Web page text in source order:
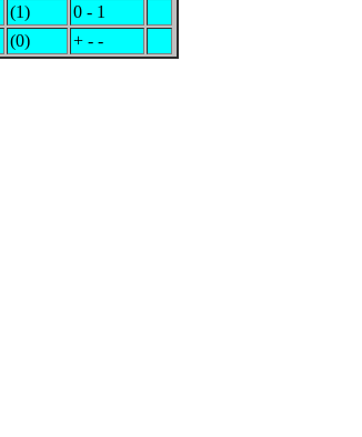
(1)
0 - 1
(0) + - -